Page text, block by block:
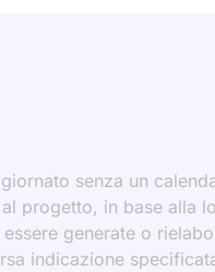
senza un
progetto, in base alla
generate o
indicazione